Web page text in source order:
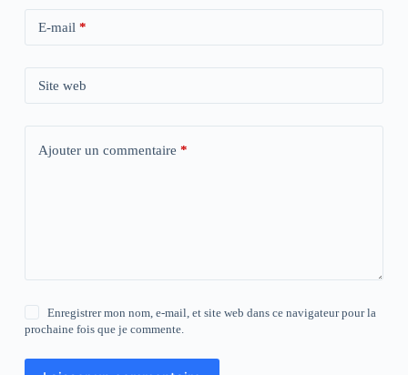
E-mail *
Site web
Ajouter un commentaire *
Enregistrer mon nom, e-mail, et site web dans ce navigateur pour la
prochaine fois que je commente.